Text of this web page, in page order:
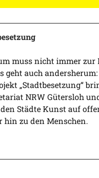
muss nicht immer zur
geht auch andersherum:
„Stadtbesetzung“
NRW Gütersloh
Städte Kunst auf
zu den Menschen.